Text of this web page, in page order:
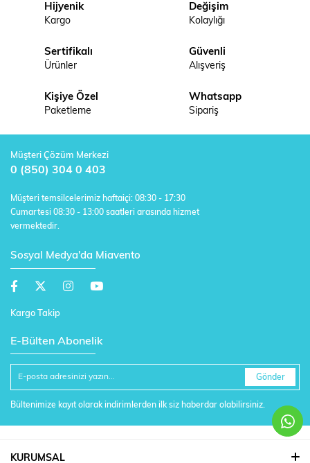
Hijyenik
Kargo
Değişim
Kolaylığı
Sertifikalı
Ürünler
Güvenli
Alışveriş
Kişiye Özel
Paketleme
Whatsapp
Sipariş
Müşteri Çözüm Merkezi
0 (850) 304 0 403
Müşteri temsilcelerimiz haftaiçi: 08:30 - 17:30
Cumartesi 08:30 - 13:00 saatleri arasında hizmet
vermektedir.
Sosyal Medya'da Miavento
Kargo Takip
E-Bülten Abonelik
Gönder
Bültenimize kayıt olarak indirimlerden ilk siz haberdar olabilirsiniz.
KURUMSAL